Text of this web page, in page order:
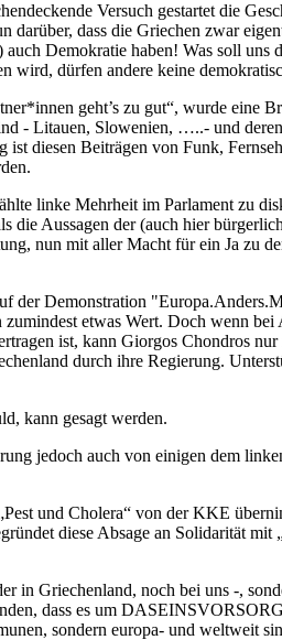
Versuch gestartet die
darüber, dass die Griechen zwar
Demokratie haben! Was soll uns
wird, dürfen andere keine
geht’s zu gut“, wurde eine
- Litauen, Slowenien, …..- und
diesen Beiträgen von Funk,
linke Mehrheit im Parlament zu
die Aussagen der (auch hier
nun mit aller Macht für ein Ja zu
der Demonstration
zumindest etwas Wert. Doch wenn
ist, kann Giorgos Chondros
durch ihre Regierung.
kann gesagt werden.
jedoch auch von einigen dem
und Cholera“ von der KKE
diese Absage an Solidarität mit
in Griechenland, noch bei uns -,
dass es um
sondern europa- und weltweit